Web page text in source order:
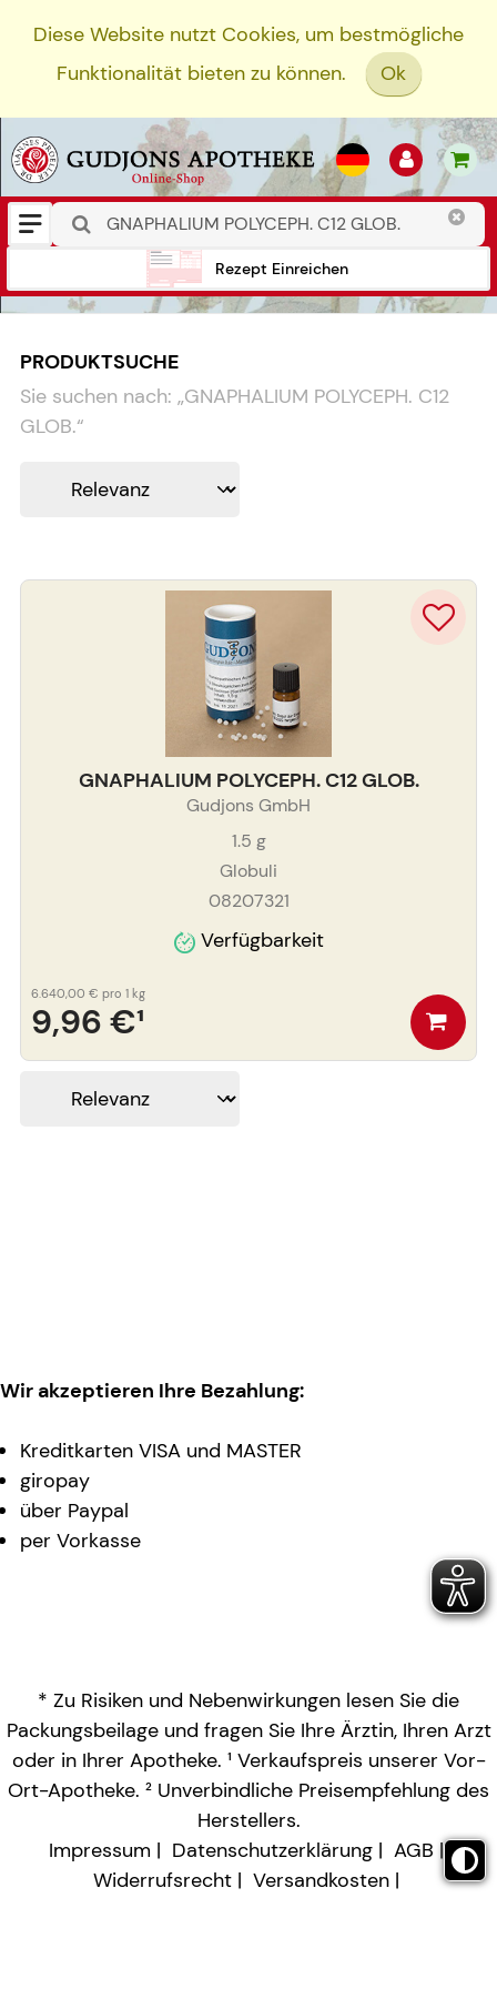
Diese Website nutzt Cookies, um bestmögliche
Funktionalität bieten zu können.
Ok
Rezept Einreichen
PRODUKTSUCHE
Sie suchen nach: „GNAPHALIUM POLYCEPH. C12
GLOB.“
GNAPHALIUM POLYCEPH. C12 GLOB.
Gudjons GmbH
1.5 g
Globuli
08207321
Verfügbarkeit
9,96 €¹
6.640,00 € pro 1 kg
Wir akzeptieren Ihre Bezahlung:
Kreditkarten VISA und MASTER
giropay
über Paypal
per Vorkasse
* Zu Risiken und Nebenwirkungen lesen Sie die
Packungsbeilage und fragen Sie Ihre Ärztin, Ihren Arzt
oder in Ihrer Apotheke. ¹ Verkaufspreis unserer Vor-
Ort-Apotheke. ² Unverbindliche Preisempfehlung des
Herstellers.
Impressum
Datenschutzerklärung
AGB
Widerrufsrecht
Versandkosten